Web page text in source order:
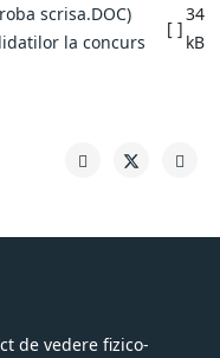
la concurs
[ ]
34
kB
de vedere fizico-